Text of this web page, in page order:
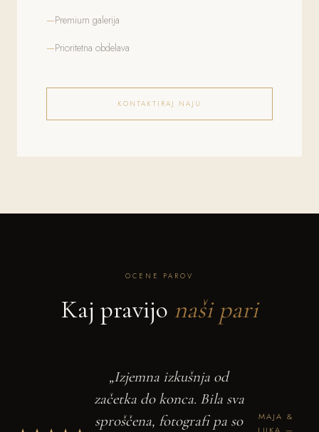
Premium galerija
Prioritetna obdelava
KONTAKTIRAJ NAJU
OCENE PAROV
Kaj pravijo naši pari
„Izjemna izkušnja od
začetka do konca. Bila sva
sproščena, fotografi pa so
MAJA &
LUKA —